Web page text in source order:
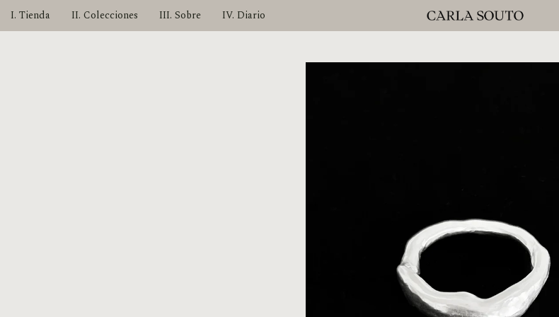
I. Tienda II. Colecciones III. Sobre IV. Diario